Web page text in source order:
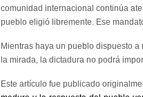
comunidad internacional continúa
pueblo eligió libremente. Ese
Mientras haya un pueblo dispuesto
la mirada, la dictadura no podrá
Este artículo fue publicado